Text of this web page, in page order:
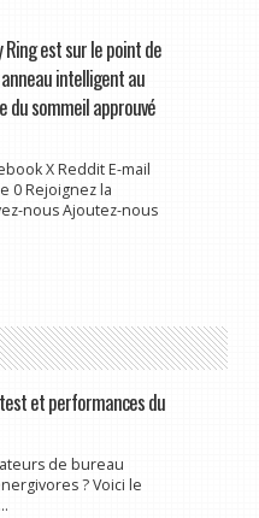
Ring est sur le point de
intelligent au
du sommeil approuvé
X Reddit E-mail
0 Rejoignez la
nous Ajoutez-nous
test et performances du
de bureau
? Voici le